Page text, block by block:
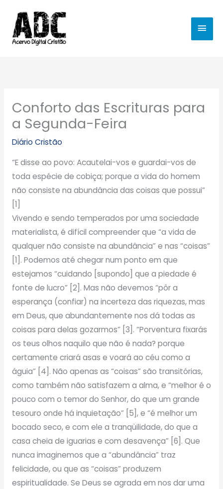
para
conteúdo
Conforto das Escrituras para
a Segunda-Feira
Diário Cristão
“E disse ao povo: Acautelai-vos e guardai-vos de
toda espécie de cobiça; porque a vida do homem
não consiste na abundância das coisas que possui”
[1]
Vivendo e sendo temperados por uma sociedade
materialista, é difícil compreender que “a vida de
qualquer não consiste na abundância” e nas “coisas”
[1]. Podemos até chegar num ponto em que
estejamos “cuidando [supondo] que a piedade é
fonte de lucro” [2]. Mas não devemos “pôr a
esperança (confiar) na incerteza das riquezas, mas
em Deus, que abundantemente nos dá todas as
coisas para delas gozarmos” [3]. “Porventura fixarás
os teus olhos naquilo que não é nada? porque
certamente criará asas e voará ao céu como a
águia” [4]. Não apenas as “coisas” são transitórias,
como também não satisfazem a alma, e “melhor é o
pouco com o temor do Senhor, do que um grande
tesouro onde há inquietação” [5], e “é melhor um
bocado seco, e com ele a tranqüilidade, do que a
casa cheia de iguarias e com desavença” [6]. Que
nunca imaginemos que a “abundância” traz
felicidade, ou que as “coisas” produzem
espiritualidade. Se Deus se agrada em nos dar uma